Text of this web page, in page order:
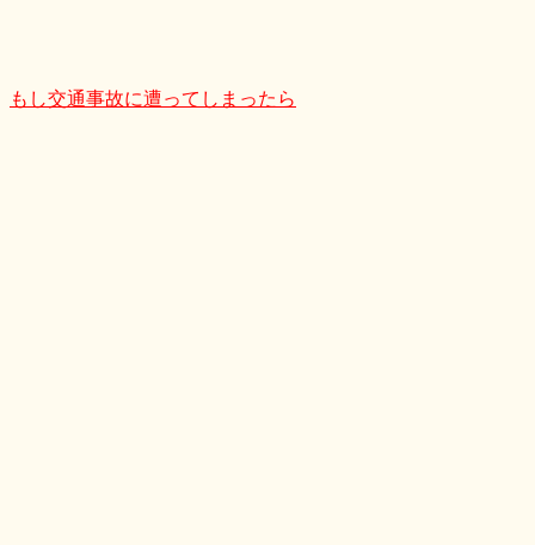
もし交通事故に遭ってしまったら